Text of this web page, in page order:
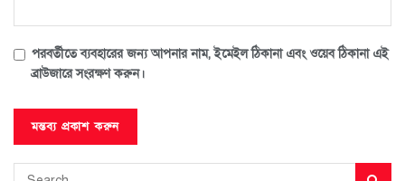
পরবর্তীতে ব্যবহারের জন্য আপনার নাম, ইমেইল ঠিকানা এবং ওয়েব ঠিকানা এই
ব্রাউজারে সংরক্ষণ করুন।